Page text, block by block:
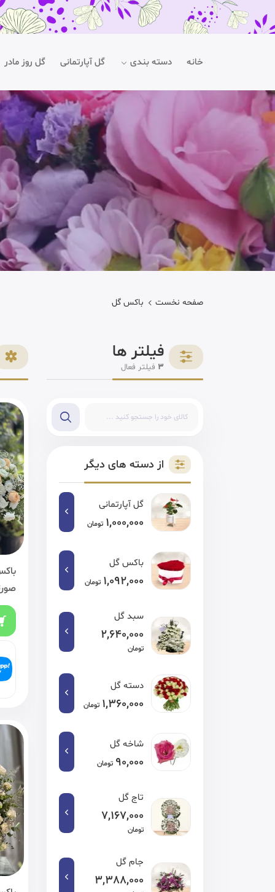
خانه دسته بندی گل آپارتمانی گل روز مادر
صفحه نخست باکس گل
فیلتر ها
3 فیلتر فعال
از دسته های دیگر
گل آپارتمانی
1,000,000 تومان
باکس گل
1,092,000 تومان
سبد گل
2,640,000
تومان
دسته گل
1,360,000 تومان
شاخه گل
90,000 تومان
تاج گل
7,167,000
تومان
جام گل
3,388,000